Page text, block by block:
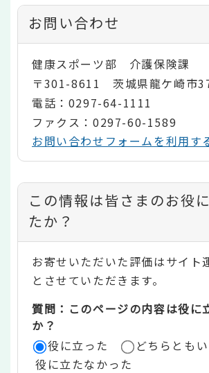
お問い合わせ
健康スポーツ部 介護保険課
〒301-8611 茨城県龍ケ崎市
電話：0297-64-1111
ファクス：0297-60-1589
お問い合わせフォームを利用す
コ
ン
テ
ン
ツ
評
価
この情報は皆さまのお役
たか？
お寄せいただいた評価はサイト
とさせていただきます。
質問：このページの内容は役に
か？
役に立った
どちらとも
役に立たなかった